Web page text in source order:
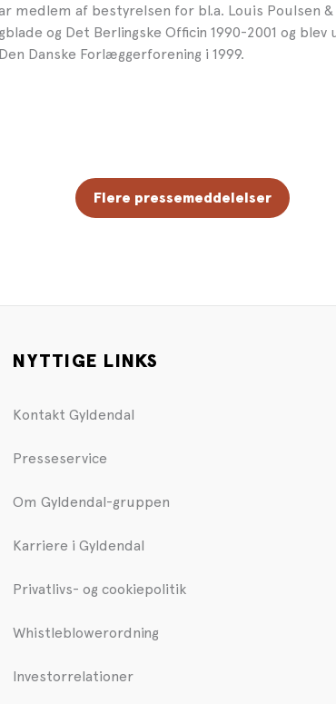
medlem af bestyrelsen for bl.a. Louis Poulsen &
og Det Berlingske Officin 1990-2001 og
Danske Forlæggerforening i 1999.
Flere pressemeddelelser
NYTTIGE LINKS
Kontakt Gyldendal
Presseservice
Om Gyldendal-gruppen
Karriere i Gyldendal
Privatlivs- og cookiepolitik
Whistleblowerordning
Investorrelationer